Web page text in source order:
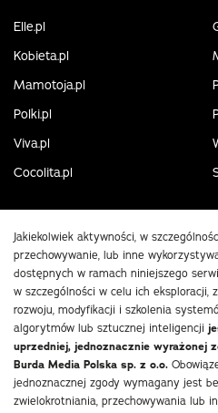
Elle.pl
Kobieta.pl
Mamotoja.pl
Polki.pl
Viva.pl
Cocolita.pl
Jakiekolwiek aktywności, w
przechowywanie, lub inne
dostępnych w ramach niniejszego
w szczególności w celu ich eksploracji,
rozwoju, modyfikacji i szkolenia
algorytmów lub sztucznej inteligencji
uprzedniej, jednoznacznie wyrażonej
Burda Media Polska sp. z o.o.
jednoznacznej zgody wymagany jest
zwielokrotniania, przechowywania lub